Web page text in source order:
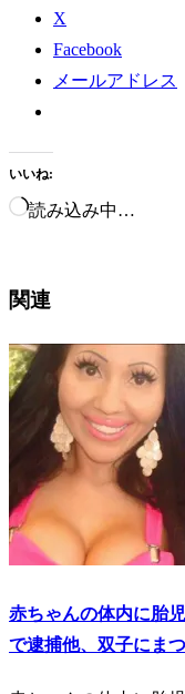
X
Facebook
メールアドレス
いいね:
読み込み中…
関連
赤ちゃんの体内に胎
で逮捕他、双子にま